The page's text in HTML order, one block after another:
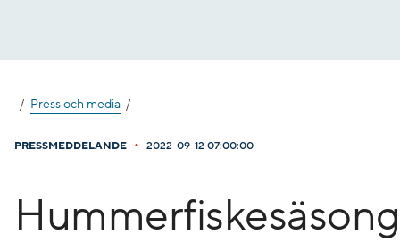
Press och media
PRESSMEDDELANDE • 2022-09-12 07:00:00